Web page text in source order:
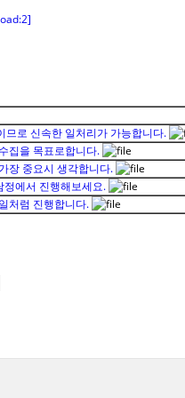
므로 신속한 일처리가 가능합니다.
집을 목표로합니다.
장 중요시 생각합니다.
정에서 진행해보세요.
처럼 진행합니다.